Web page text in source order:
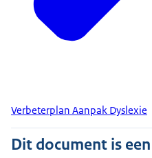
Verbeterplan Aanpak Dyslexie
Dit document is